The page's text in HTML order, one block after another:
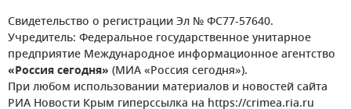
Свидетельство о регистрации Эл № ФС77-57640.
Учредитель: Федеральное государственное унитарное
предприятие Международное информационное агентство
«Россия сегодня» (МИА «Россия сегодня»).
При любом использовании материалов и новостей сайта
РИА Новости Крым гиперссылка на https://crimea.ria.ru